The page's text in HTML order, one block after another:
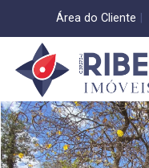
Área do Cliente